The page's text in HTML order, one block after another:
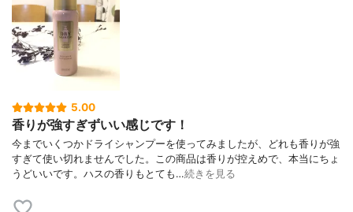
5.00
香りが強すぎずいい感じです！
今までいくつかドライシャンプーを使ってみましたが、どれも香りが強
すぎて使い切れませんでした。この商品は香りが控えめで、本当にちょ
うどいいです。ハスの香りもとても…続きを見る